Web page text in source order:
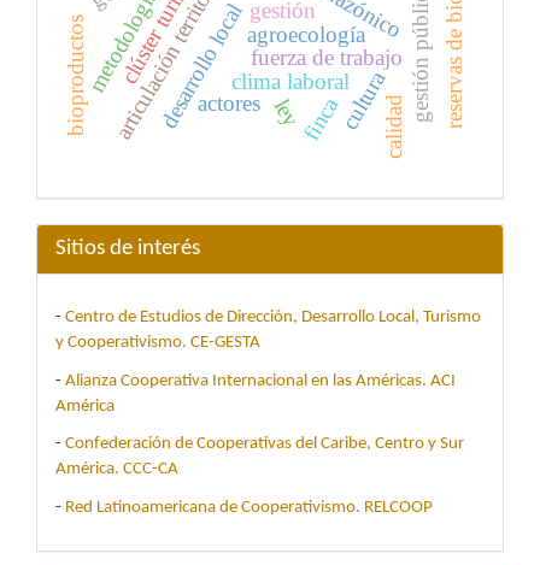
desarrollo localfuerza de trabajo gestión pública
articulación territorial gestión
clima laboral
metodología reservas de biosfera
agroecología
actores cultura
ley
bioproductos calidad
finca
Sitios de interés
- Centro de Estudios de Dirección, Desarrollo Local, Turismo
y Cooperativismo. CE-GESTA
- Alianza Cooperativa Internacional en las Américas. ACI
América
- Confederación de Cooperativas del Caribe, Centro y Sur
América. CCC-CA
- Red Latinoamericana de Cooperativismo. RELCOOP